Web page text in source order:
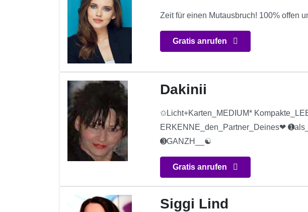
Zeit für einen Mutausbruch! 100% offen
Gratis anrufen
Dakinii
✩Licht+Karten_MEDIUM*
ERKENNE_den_Partner_Deines❤
➌GANZH__☯
Gratis anrufen
Siggi Lind